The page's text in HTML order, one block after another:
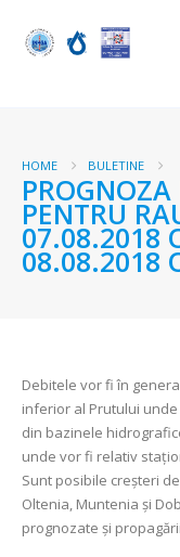
HOME BULETINE
PENTRU
07.08.2018
08.08.2018
Debitele vor fi în
inferior al Prutului
din bazinele
unde vor fi relativ
Sunt posibile creșteri
Oltenia, Muntenia şi
prognozate şi